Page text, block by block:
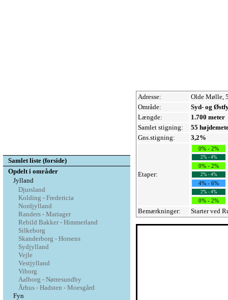
Samlet liste (forside)
Opdelt i områder
Jylland
Djursland
Kolding - Fredericia
Nordjylland
Randers - Mariager
Rebild Bakker - Himmerland
Silkeborg
Skanderborg - Horsens
Sydjylland
Vejle
Vestjylland
Viborg
Aalborg - Nørresundby
Århus - Hadsten - Moesgård
Fyn
Adresse:
Olde Mølle,
Område:
Syd- og
Længde:
1.700 meter
Samlet stigning:
55
Gns.stigning:
3,2%
Etaper:
0% - 2%
2% - 4%
0% - 2%
2% - 4%
4% - 6%
2% - 4%
0% - 2%
Bemærkninger: Starter ved